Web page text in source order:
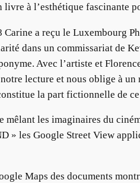
à l’esthétique fascinante
a reçu le Luxembourg
dans un commissariat de
Avec l’artiste et
lecture et nous oblige à
la part fictionnelle de
mêlant les imaginaires du
» les Google Street View
Maps des documents